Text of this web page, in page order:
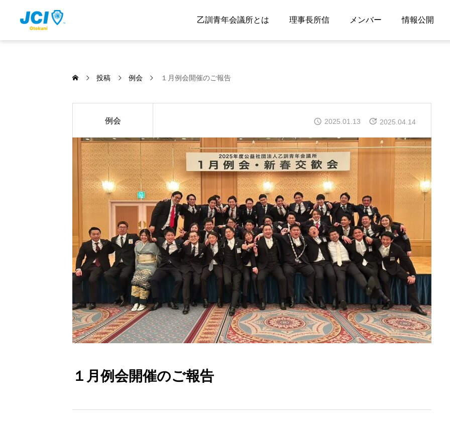
乙訓青年会議所とは 理事長所信 メンバー 情報公開
投稿 例会 １月例会開催のご報告
例会 2025.01.13 2025.04.14
１月例会開催のご報告